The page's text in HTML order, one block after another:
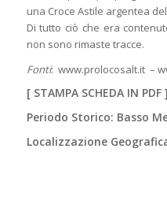
una Croce Astile argentea del
Di tutto ciò che era
non sono rimaste tracce.
Fonti: www.prolocosalt.it –
[ STAMPA SCHEDA IN PDF]
Periodo Storico: Basso
Localizzazione